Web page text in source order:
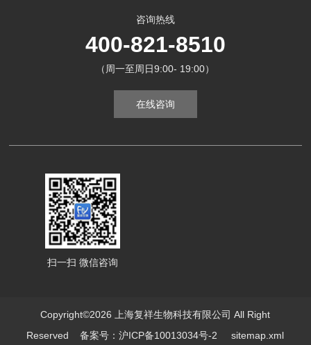
咨询热线
400-821-8510
（周一至周日9:00- 19:00）
在线咨询
扫一扫 微信咨询
Copyright©2026 上海复祥生物科技有限公司 All Right
Reserved备案号：沪ICP备10013034号-2 sitemap.xml